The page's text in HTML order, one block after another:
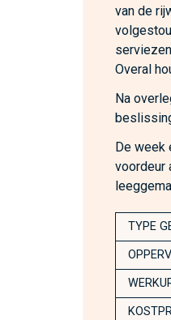
van de
Overal
Na
De week
voordeur
TYPE